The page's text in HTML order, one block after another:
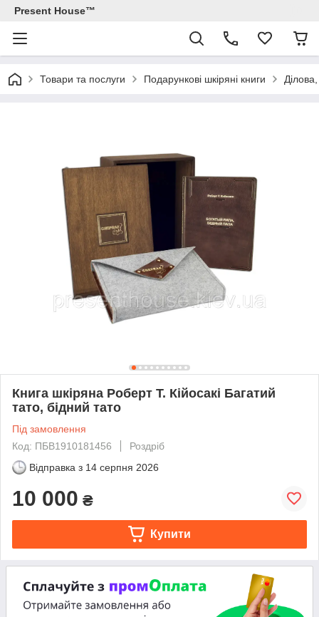
Present House™
Товари та послуги Подарункові шкіряні книги
Книга шкіряна Роберт Т. Кійосакі Багатий
тато, бідний тато
Під замовлення
Код: ПБВ1910181456
Роздріб
Відправка з 14 серпня 2026
10 000 ₴
Купити